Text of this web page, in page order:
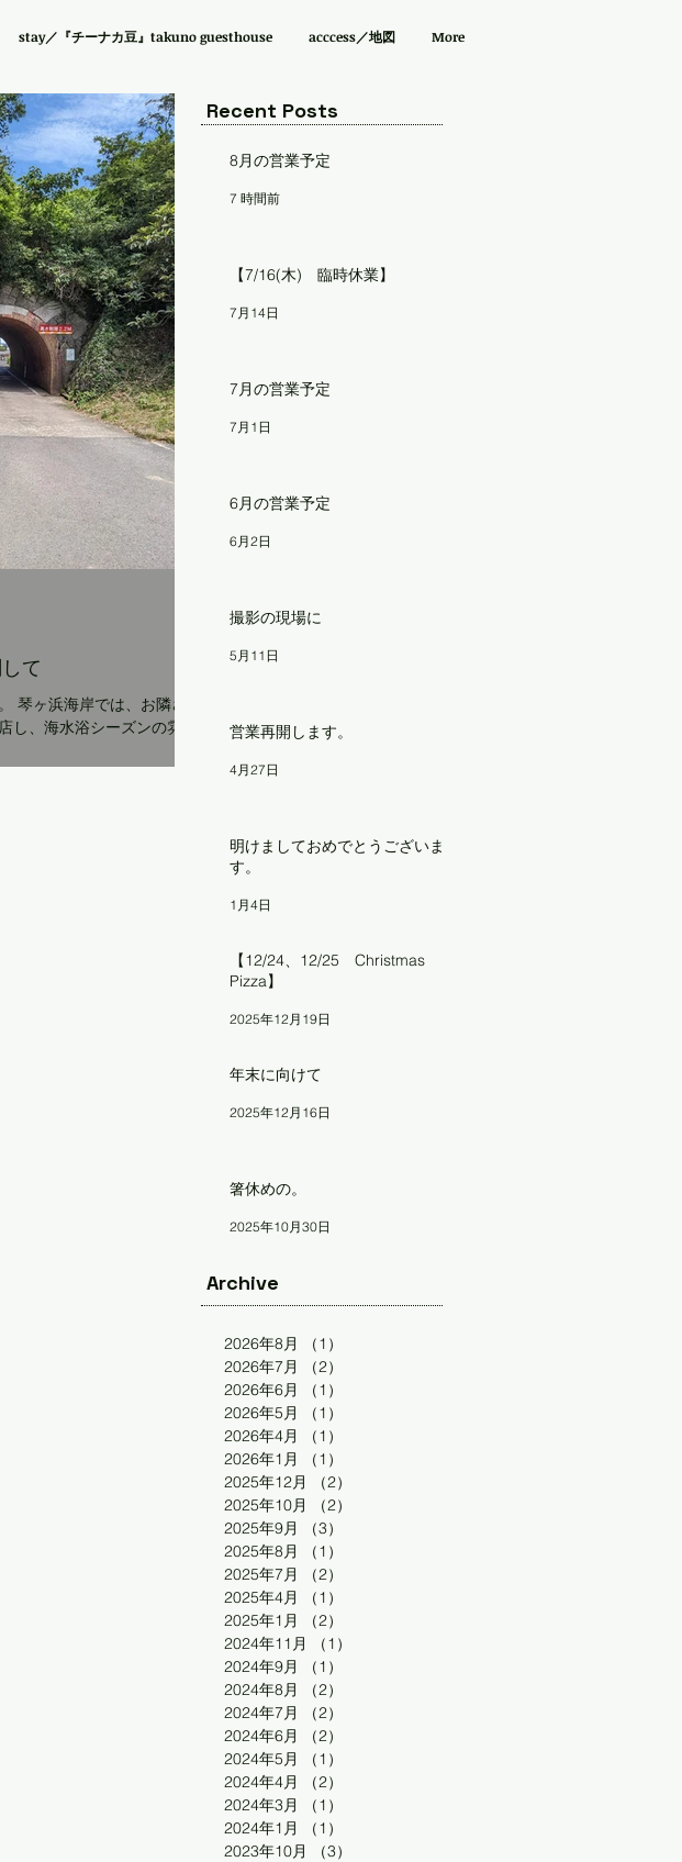
stay／『チーナカ豆』takuno guesthouse acccess／地図 More
て
琴ヶ浜海岸では、お隣さ
し、海水浴シーズンの雰囲
車場も、先週から有料にな
Recent Posts
8月の営業予定
7 時間前
【7/16(木) 臨時休業】
7月14日
7月の営業予定
7月1日
6月の営業予定
6月2日
撮影の現場に
5月11日
営業再開します。
4月27日
明けましておめでとうございま
す。
1月4日
【12/24、12/25 Christmas
Pizza】
2025年12月19日
年末に向けて
2025年12月16日
箸休めの。
2025年10月30日
Archive
2026年8月 （1）
2026年7月
（2）
2026年6月
（1）
2026年5月
（1）
2026年4月
（1）
2026年1月
（1）
2025年12月
（2）
2025年10月
（2）
2025年9月
（3）
2025年8月
（1）
2025年7月
（2）
2025年4月
（1）
2025年1月
（2）
2024年11月
（1）
2024年9月
（1）
2024年8月
（2）
2024年7月
（2）
2024年6月
（2）
2024年5月
（1）
2024年4月
（2）
2024年3月
（1）
2024年1月
（1）
2023年10月
（3）